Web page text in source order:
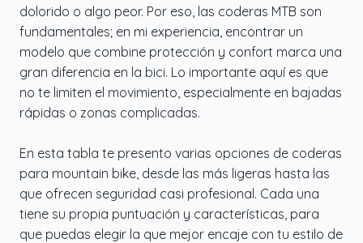
dolorido o algo peor. Por eso, las coderas MTB son
fundamentales; en mi experiencia, encontrar un
modelo que combine protección y confort marca una
gran diferencia en la bici. Lo importante aquí es que
no te limiten el movimiento, especialmente en bajadas
rápidas o zonas complicadas.
En esta tabla te presento varias opciones de coderas
para mountain bike, desde las más ligeras hasta las
que ofrecen seguridad casi profesional. Cada una
tiene su propia puntuación y características, para
que puedas elegir la que mejor encaje con tu estilo de